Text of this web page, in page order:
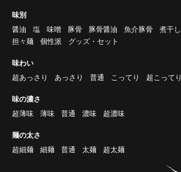
味別
醤油
塩 味噌 豚骨 豚骨醤油 魚介豚骨 煮干し
担々麺
個性派 グッズ・セット
味わい
超あっさり
あっさり 普通 こってり 超こってり
味の濃さ
超薄味
薄味 普通 濃味 超濃味
麺の太さ
超細麺
細麺 普通 太麺 超太麺